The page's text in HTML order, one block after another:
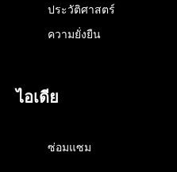
ประวัติศาสตร์
ความยั่งยืน
ไอเดีย
ซ่อมแซม